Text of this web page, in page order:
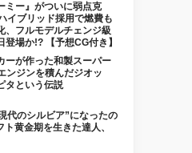
ミー』がついに弱点克
イブリッド採用で燃費も
、フルモデルチェンジ級
登場か!? 【予想CG付き】
ーが作った和製スーパー
ンジンを積んだジオッ
タという伝説
代のシルビア”になったの
黄金期を生きた達人、